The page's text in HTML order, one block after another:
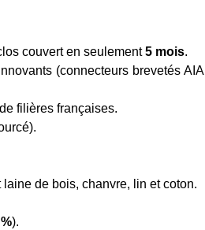
couvert en seulement5 mois.
(connecteurs brevetés AIA
filières françaises.
de bois, chanvre, lin et coton.
).